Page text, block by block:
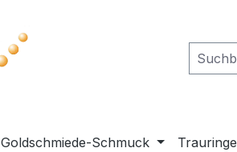
Goldschmiede-Schmuck Trauringe